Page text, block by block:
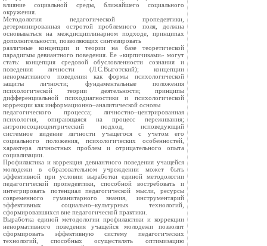
влияние социальной среды, ближайшего социального
окружения.
Методология педагогической пропедевтики,
детерминированная остротой проблемного поля, должна
основываться на междисциплинарном подходе, принципах
дополнительности, позволяющих синтезировать
различные концепции и теории на базе теоретической
парадигмы девиантного поведения. Ее «кирпичиками» могут
стать: концепция средовой обусловленности сознания и
поведения личности (Л.С.Выготский); концепции
ненормативного поведения как формы психологической
защиты личности; фундаментальные положения
психологической теории деятельности; принципы
дифференциальной психодиагностики и психологической
коррекции как информационно–аналитической основы
педагогического процесса; личностно–центрированная
психология, опирающаяся на процесс переживания;
антропосоциоцентрический подход, исповедующий
системное видение личности учащегося с учетом его
социального положения, психологических особенностей,
характера личностных проблем и отрицательного опыта
социализации.
Профилактика и коррекция девиантного поведения учащейся
молодежи в образовательном учреждении может быть
эффективной при условии выработки единой методологии
педагогической пропедевтики, способной востребовать и
интегрировать потенциал педагогической мысли, ресурсы
современного гуманитарного знания, инструментарий
эффективных социально–культурных технологий,
сформировавшихся вне педагогической практики.
Выработка единой методологии профилактики и коррекции
ненормативного поведения учащейся молодежи позволит
сформировать эффективную систему педагогических
технологий, способных осуществлять оптимизацию